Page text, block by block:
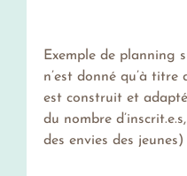
Exemple de planning
n’est donné qu’à titre
est construit et
du nombre
des envies des jeunes)